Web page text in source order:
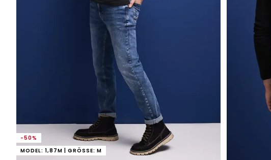
-50%
MODEL: 1,87M | GRÖSSE: M